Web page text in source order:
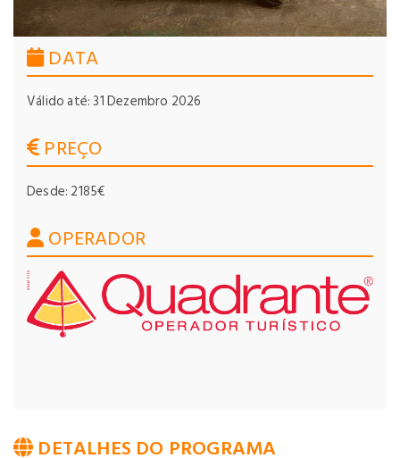
DATA
Válido até: 31 Dezembro 2026
PREÇO
Desde: 2185€
OPERADOR
DETALHES DO PROGRAMA